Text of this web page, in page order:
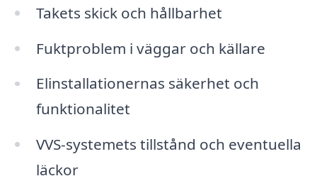
Takets skick och hållbarhet
Fuktproblem i väggar och källare
Elinstallationernas säkerhet och
funktionalitet
VVS-systemets tillstånd och eventuella
läckor